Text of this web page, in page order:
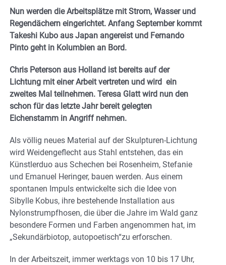
Nun werden die Arbeitsplätze mit Strom, Wasser und
Regendächern eingerichtet. Anfang September kommt
Takeshi Kubo aus Japan angereist und Fernando
Pinto geht in Kolumbien an Bord.
Chris Peterson aus Holland ist bereits auf der
Lichtung mit einer Arbeit vertreten und wird ein
zweites Mal teilnehmen. Teresa Glatt wird nun den
schon für das letzte Jahr bereit gelegten
Eichenstamm in Angriff nehmen.
Als völlig neues Material auf der Skulpturen-Lichtung
wird Weidengeflecht aus Stahl entstehen, das ein
Künstlerduo aus Schechen bei Rosenheim, Stefanie
und Emanuel Heringer, bauen werden. Aus einem
spontanen Impuls entwickelte sich die Idee von
Sibylle Kobus, ihre bestehende Installation aus
Nylonstrumpfhosen, die über die Jahre im Wald ganz
besondere Formen und Farben angenommen hat, im
„Sekundärbiotop, autopoetisch“zu erforschen.
In der Arbeitszeit, immer werktags von 10 bis 17 Uhr,